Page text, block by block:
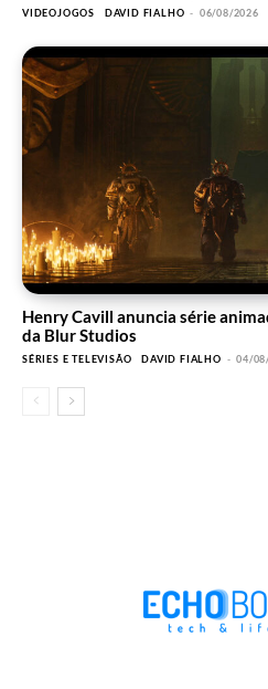
VIDEOJOGOS DAVID FIALHO - 06/08/2026
Henry Cavill anuncia série
da Blur Studios
SÉRIES E TELEVISÃO DAVID FIALHO - 04/